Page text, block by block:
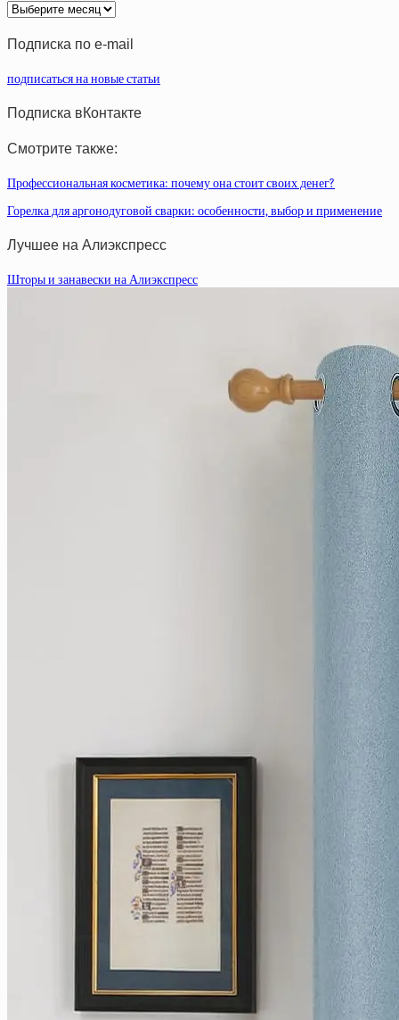
Архив
статей
Подписка по e-mail
подписаться на новые статьи
Подписка вКонтакте
Смотрите также:
Профессиональная косметика: почему она стоит своих денег?
Горелка для аргонодуговой сварки: особенности, выбор и применение
Лучшее на Алиэкспресс
Шторы и занавески на Алиэкспресс